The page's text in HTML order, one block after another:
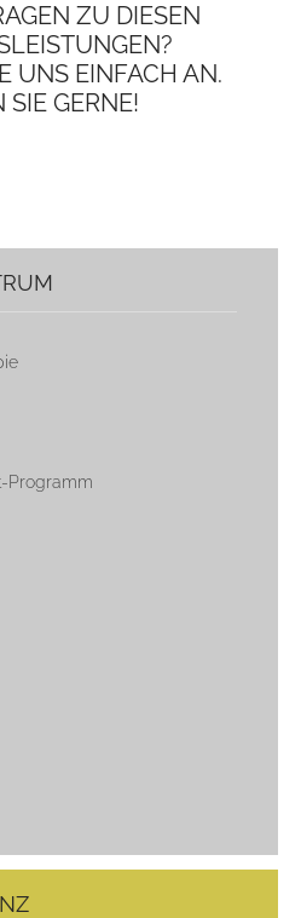
ZU DIESEN
UNS EINFACH AN.
SIE GERNE!
Programm